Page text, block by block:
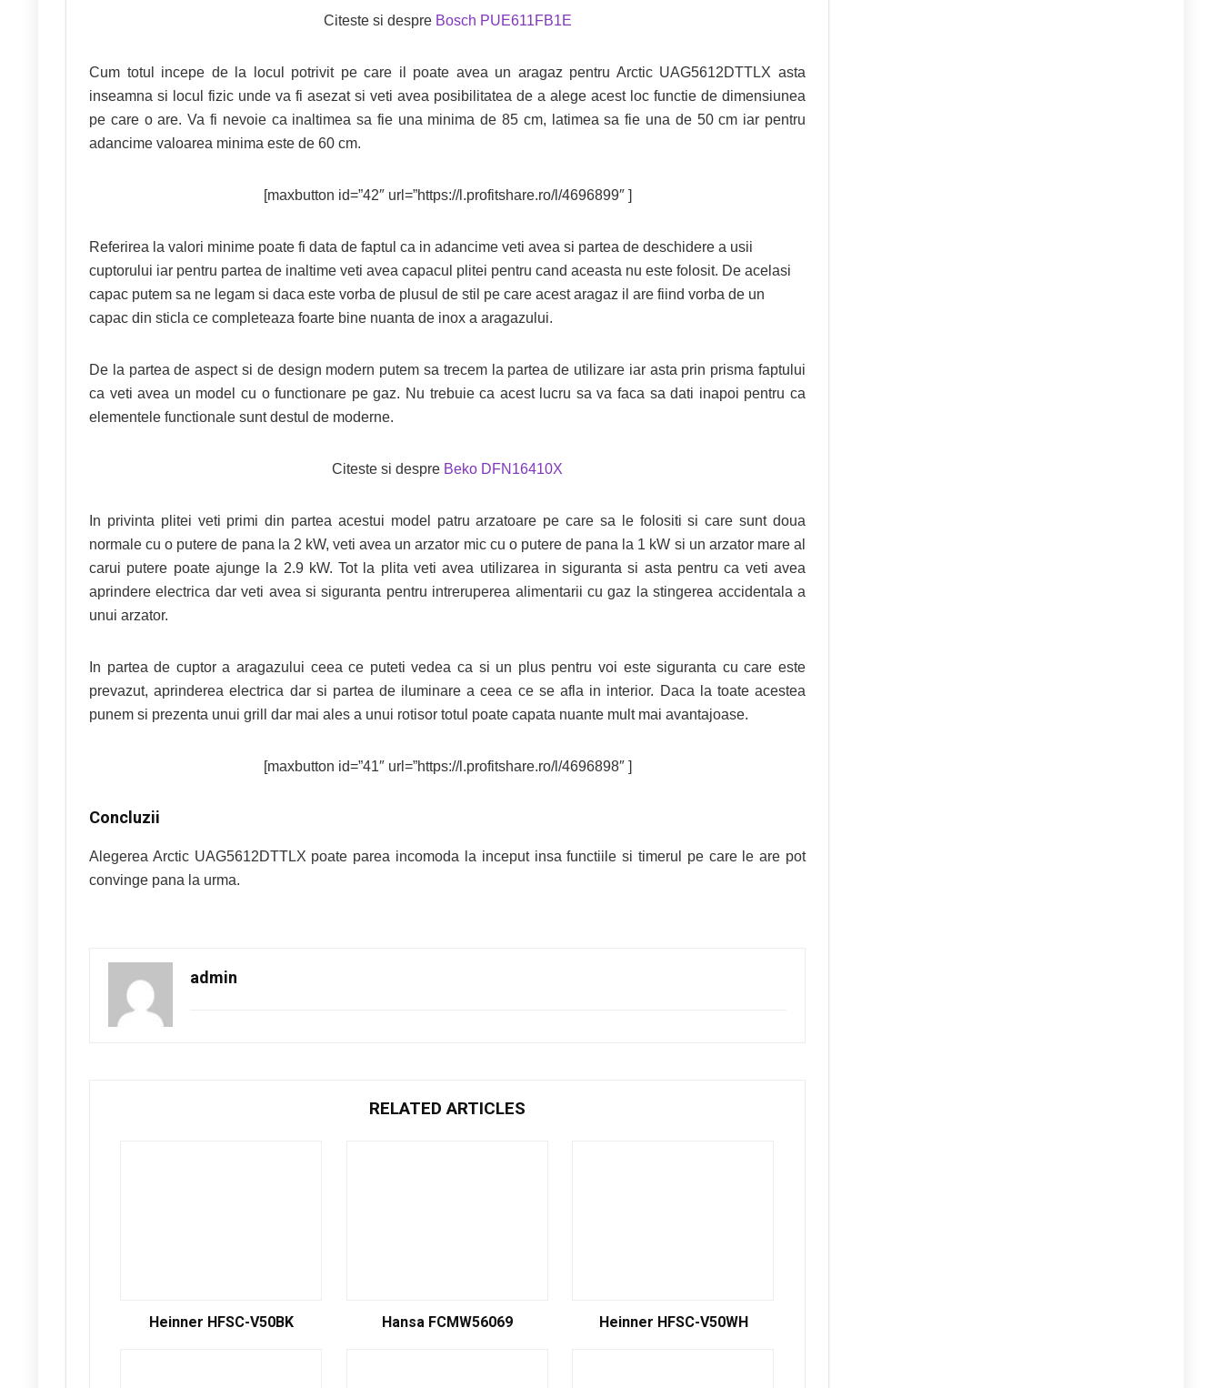
Citeste si despre Bosch PUE611FB1E
Cum totul incepe de la locul potrivit pe care il poate avea un aragaz pentru Arctic UAG5612DTTLX asta
inseamna si locul fizic unde va fi asezat si veti avea posibilitatea de a alege acest loc functie de dimensiunea
pe care o are. Va fi nevoie ca inaltimea sa fie una minima de 85 cm, latimea sa fie una de 50 cm iar pentru
adancime valoarea minima este de 60 cm.
[maxbutton id=”42″ url=”https://l.profitshare.ro/l/4696899″ ]
Referirea la valori minime poate fi data de faptul ca in adancime veti avea si partea de deschidere a usii
cuptorului iar pentru partea de inaltime veti avea capacul plitei pentru cand aceasta nu este folosit. De acelasi
capac putem sa ne legam si daca este vorba de plusul de stil pe care acest aragaz il are fiind vorba de un
capac din sticla ce completeaza foarte bine nuanta de inox a aragazului.
De la partea de aspect si de design modern putem sa trecem la partea de utilizare iar asta prin prisma faptului
ca veti avea un model cu o functionare pe gaz. Nu trebuie ca acest lucru sa va faca sa dati inapoi pentru ca
elementele functionale sunt destul de moderne.
Citeste si despre Beko DFN16410X
In privinta plitei veti primi din partea acestui model patru arzatoare pe care sa le folositi si care sunt doua
normale cu o putere de pana la 2 kW, veti avea un arzator mic cu o putere de pana la 1 kW si un arzator mare al
carui putere poate ajunge la 2.9 kW. Tot la plita veti avea utilizarea in siguranta si asta pentru ca veti avea
aprindere electrica dar veti avea si siguranta pentru intreruperea alimentarii cu gaz la stingerea accidentala a
unui arzator.
In partea de cuptor a aragazului ceea ce puteti vedea ca si un plus pentru voi este siguranta cu care este
prevazut, aprinderea electrica dar si partea de iluminare a ceea ce se afla in interior. Daca la toate acestea
punem si prezenta unui grill dar mai ales a unui rotisor totul poate capata nuante mult mai avantajoase.
[maxbutton id=”41″ url=”https://l.profitshare.ro/l/4696898″ ]
Concluzii
Alegerea Arctic UAG5612DTTLX poate parea incomoda la inceput insa functiile si timerul pe care le are pot
convinge pana la urma.
admin
RELATED ARTICLES
Heinner HFSC-V50BK Hansa FCMW56069 Heinner HFSC-V50WH